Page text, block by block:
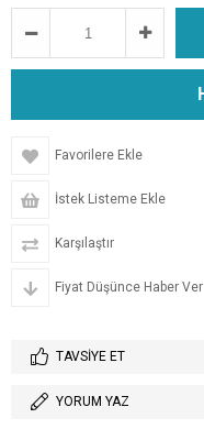
Favorilere Ekle
İstek Listeme Ekle
Karşılaştır
Fiyat Düşünce Haber Ver
TAVSIYE ET
YORUM YAZ